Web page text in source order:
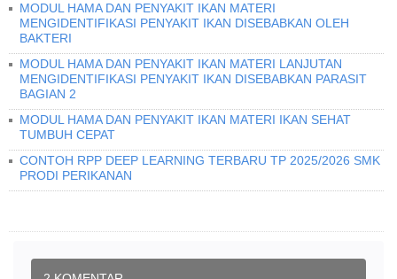
MODUL HAMA DAN PENYAKIT IKAN MATERI
MENGIDENTIFIKASI PENYAKIT IKAN DISEBABKAN OLEH
BAKTERI
MODUL HAMA DAN PENYAKIT IKAN MATERI LANJUTAN
MENGIDENTIFIKASI PENYAKIT IKAN DISEBABKAN PARASIT
BAGIAN 2
MODUL HAMA DAN PENYAKIT IKAN MATERI IKAN SEHAT
TUMBUH CEPAT
CONTOH RPP DEEP LEARNING TERBARU TP 2025/2026 SMK
PRODI PERIKANAN